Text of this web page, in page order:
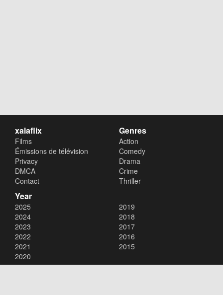
xalaflix
Films
Émissions de télévision
Privacy
DMCA
Contact
Genres
Action
Comedy
Drama
Crime
Thriller
Year
2025
2024
2023
2022
2021
2020
2019
2018
2017
2016
2015